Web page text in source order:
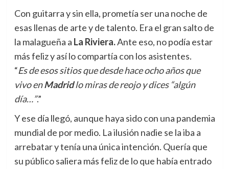
Con guitarra y sin ella, prometía ser una noche de
esas llenas de arte y de talento. Era el gran salto de
la malagueña a La Riviera.Ante eso, no podía estar
más feliz y así lo compartía con los asistentes.
“Esde esos sitios que desde hace ocho años que
vivo enMadridlo miras de reojo y dices “algún
día…”.”
Y ese día llegó, aunque haya sido con una pandemia
mundial de por medio. La ilusión nadie se la iba a
arrebatar y tenía una única intención. Quería que
su público saliera más feliz de lo que había entrado